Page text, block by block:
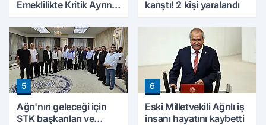
Emeklilikte Kritik Ayrıntı!
Hesabını Değiştirebilir
karıştı! 2 kişi yaralandı
5
Ağrı'nın geleceği için
STK başkanları ve
6
Eski Milletvekili Ağrılı iş
insanı hayatını kaybetti